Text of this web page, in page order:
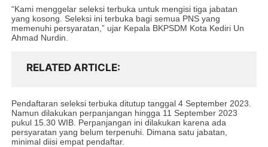
“Kami menggelar seleksi terbuka untuk mengisi tiga jabatan
yang kosong. Seleksi ini terbuka bagi semua PNS yang
memenuhi persyaratan,” ujar Kepala BKPSDM Kota Kediri Un
Ahmad Nurdin.
RELATED ARTICLE
Pendaftaran seleksi terbuka ditutup tanggal 4 September 2023.
Namun dilakukan perpanjangan hingga 11 September 2023
pukul 15.30 WIB. Perpanjangan ini dilakukan karena ada
persyaratan yang belum terpenuhi. Dimana satu jabatan,
minimal diisi empat pendaftar.